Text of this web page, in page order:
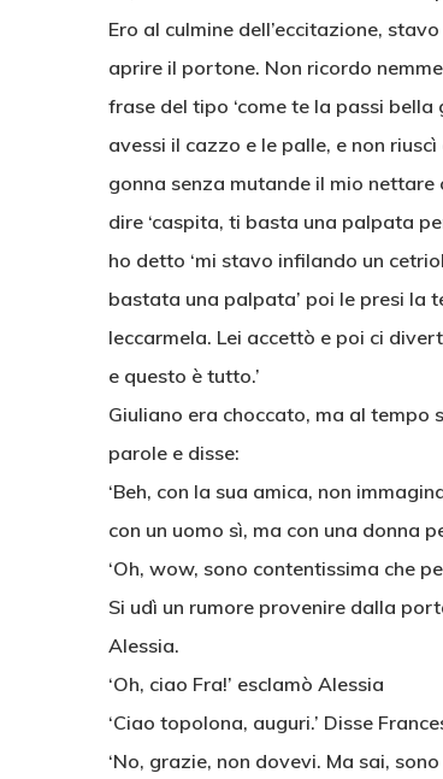
Ero al culmine dell’eccitazione,
aprire il portone. Non ricordo
frase del tipo ‘come te la passi
avessi il cazzo e le palle, e non
gonna senza mutande il mio
dire ‘caspita, ti basta una palpata
ho detto ‘mi stavo infilando un
bastata una palpata’ poi le presi la
leccarmela. Lei accettò e poi ci
e questo è tutto.’
Giuliano era choccato, ma al
parole e disse:
‘Beh, con la sua amica, non
con un uomo sì, ma con una donna
‘Oh, wow, sono contentissima che
Si udì un rumore provenire dalla
Alessia.
‘Oh, ciao Fra!’ esclamò Alessia
‘Ciao topolona, auguri.’ Disse
‘No, grazie, non dovevi. Ma sai,